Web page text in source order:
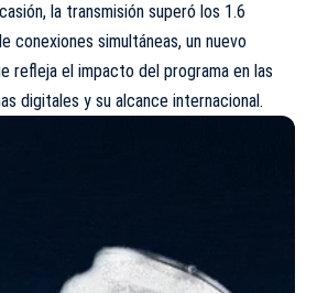
la transmisión superó los 1.6
conexiones simultáneas, un nuevo
refleja el impacto del programa en las
digitales y su alcance internacional.